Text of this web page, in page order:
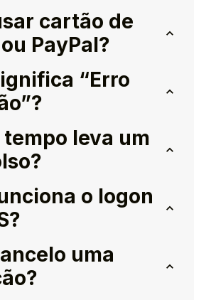
cartão de
PayPal?
“Erro
leva um
o logon
uma